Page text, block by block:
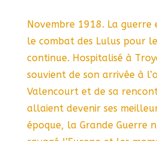
Novembre 1918. La guerre
le combat des Lulus pour
continue. Hospitalisé à
souvient de son arrivée à
Valencourt et de sa
allaient devenir ses
époque, la Grande Guerre